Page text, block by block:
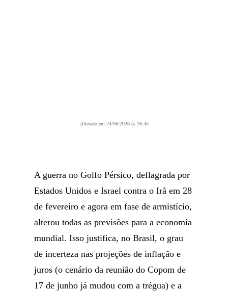
Alterado em 24/06/2026 às 16:45
A guerra no Golfo Pérsico, deflagrada por
Estados Unidos e Israel contra o Irã em 28
de fevereiro e agora em fase de armistício,
alterou todas as previsões para a economia
mundial. Isso justifica, no Brasil, o grau
de incerteza nas projeções de inflação e
juros (o cenário da reunião do Copom de
17 de junho já mudou com a trégua) e a